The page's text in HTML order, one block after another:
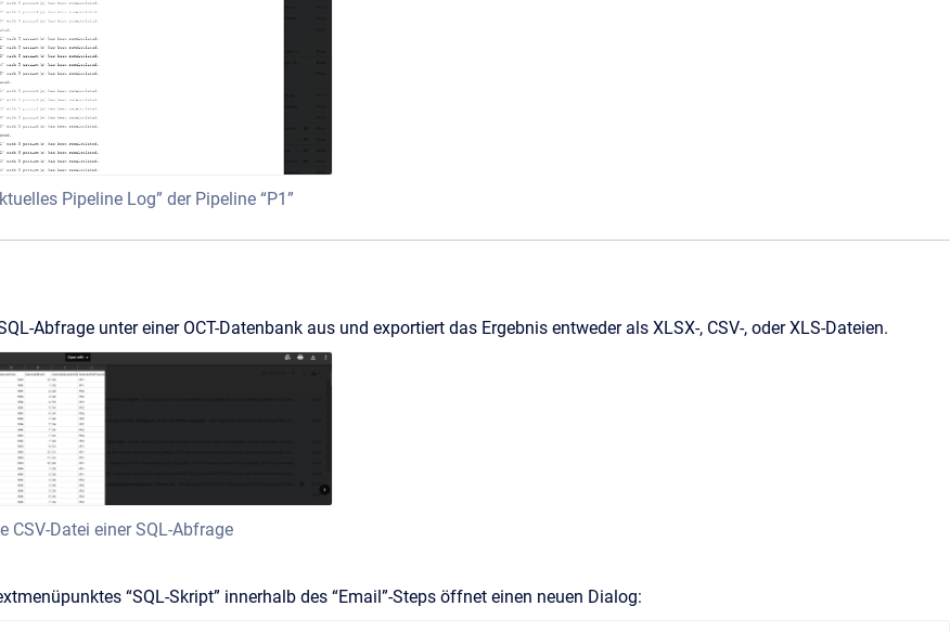
Pipeline Log” der Pipeline “P1”
Abfrage unter einer OCT-Datenbank aus und exportiert das Ergebnis entweder als XLSX-, CSV-, oder XLS-Dateien.
CSV-Datei einer SQL-Abfrage
“SQL-Skript” innerhalb des “Email”-Steps öffnet einen neuen Dialog: